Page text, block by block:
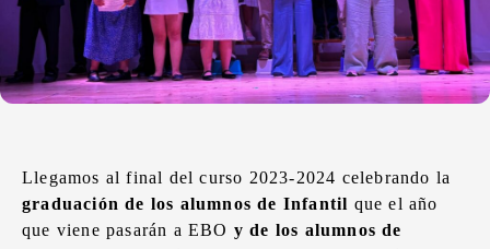
Llegamos al final del curso 2023-2024 celebrando la
graduación de los alumnos de Infantil que el año
que viene pasarán a EBO y de los alumnos de